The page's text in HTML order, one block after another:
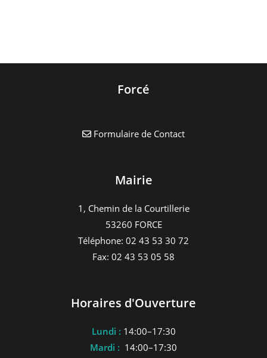
Forcé
Formulaire de Contact
Mairie
1, Chemin de la Courtillerie
53260 FORCE
Téléphone: 02 43 53 30 72
Fax: 02 43 53 05 58
Horaires d'Ouverture
Lundi : 14:00–17:30
Mardi : 14:00–17:30